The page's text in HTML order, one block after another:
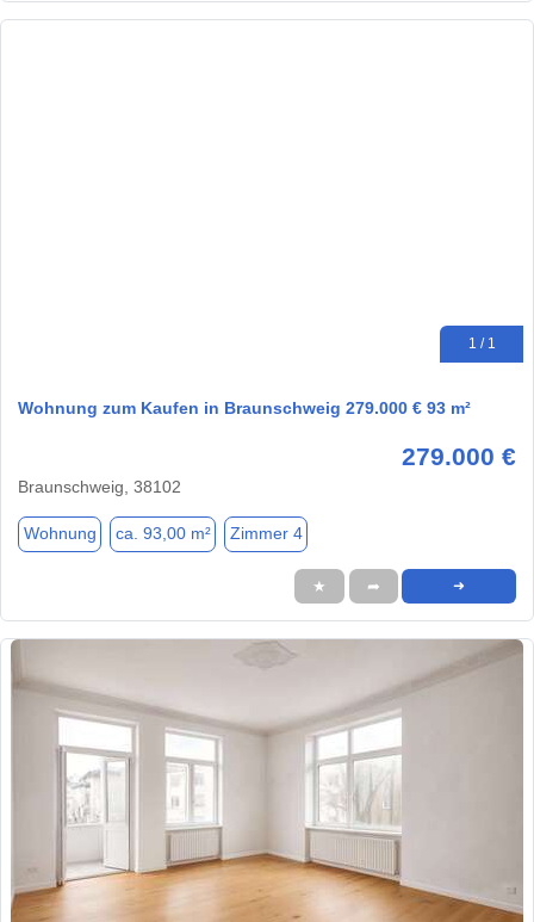
1 / 1
Wohnung zum Kaufen in Braunschweig 279.000 € 93 m²
279.000 €
Braunschweig, 38102
Wohnung ca. 93,00 m² Zimmer 4
★ ➦ ➜